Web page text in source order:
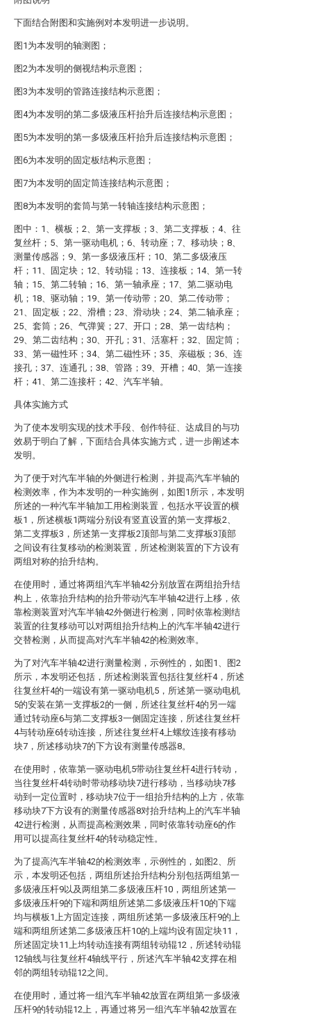
下面结合附图和实施例对本发明进一步说明。
图1为本发明的轴测图；
图2为本发明的侧视结构示意图；
图3为本发明的管路连接结构示意图；
图4为本发明的第二多级液压杆抬升后连接结构示意图；
图5为本发明的第一多级液压杆抬升后连接结构示意图；
图6为本发明的固定板结构示意图；
图7为本发明的固定筒连接结构示意图；
图8为本发明的套筒与第一转轴连接结构示意图；
图中：1、横板；2、第一支撑板；3、第二支撑板；4、往
复丝杆；5、第一驱动电机；6、转动座；7、移动块；8、
测量传感器；9、第一多级液压杆；10、第二多级液压
杆；11、固定块；12、转动辊；13、连接板；14、第一转
轴；15、第二转轴；16、第一轴承座；17、第二驱动电
机；18、驱动轴；19、第一传动带；20、第二传动带；
21、固定板；22、滑槽；23、滑动块；24、第二轴承座；
25、套筒；26、气弹簧；27、开口；28、第一齿结构；
29、第二齿结构；30、开孔；31、活塞杆；32、固定筒；
33、第一磁性环；34、第二磁性环；35、亲磁板；36、连
接孔；37、连通孔；38、管路；39、开槽；40、第一连接
杆；41、第二连接杆；42、汽车半轴。
具体实施方式
为了使本发明实现的技术手段、创作特征、达成目的与功
效易于明白了解，下面结合具体实施方式，进一步阐述本
发明。
为了便于对汽车半轴的外侧进行检测，并提高汽车半轴的
检测效率，作为本发明的一种实施例，如图1所示，本发明
所述的一种汽车半轴加工用检测装置，包括水平设置的横
板1，所述横板1两端分别设有竖直设置的第一支撑板2、
第二支撑板3，所述第一支撑板2顶部与第二支撑板3顶部
之间设有往复移动的检测装置，所述检测装置的下方设有
两组对称的抬升结构。
在使用时，通过将两组汽车半轴42分别放置在两组抬升结
构上，依靠抬升结构的抬升带动汽车半轴42进行上移，依
靠检测装置对汽车半轴42外侧进行检测，同时依靠检测结
装置的往复移动可以对两组抬升结构上的汽车半轴42进行
交替检测，从而提高对汽车半轴42的检测效率。
为了对汽车半轴42进行测量检测，示例性的，如图1、图2
所示，本发明还包括，所述检测装置包括往复丝杆4，所述
往复丝杆4的一端设有第一驱动电机5，所述第一驱动电机
5的安装在第一支撑板2的一侧，所述往复丝杆4的另一端
通过转动座6与第二支撑板3一侧固定连接，所述往复丝杆
4与转动座6转动连接，所述往复丝杆4上螺纹连接有移动
块7，所述移动块7的下方设有测量传感器8。
在使用时，依靠第一驱动电机5带动往复丝杆4进行转动，
当往复丝杆4转动时带动移动块7进行移动，当移动块7移
动到一定位置时，移动块7位于一组抬升结构的上方，依靠
移动块7下方设有的测量传感器8对抬升结构上的汽车半轴
42进行检测，从而提高检测效果，同时依靠转动座6的作
用可以提高往复丝杆4的转动稳定性。
为了提高汽车半轴42的检测效率，示例性的，如图2、所
示，本发明还包括，两组所述抬升结构分别包括两组第一
多级液压杆9以及两组第二多级液压杆10，两组所述第一
多级液压杆9的下端和两组所述第二多级液压杆10的下端
均与横板1上方固定连接，两组所述第一多级液压杆9的上
端和两组所述第二多级液压杆10的上端均设有固定块11，
所述固定块11上均转动连接有两组转动辊12，所述转动辊
12轴线与往复丝杆4轴线平行，所述汽车半轴42支撑在相
邻的两组转动辊12之间。
在使用时，通过将一组汽车半轴42放置在两组第一多级液
压杆9的转动辊12上，再通过将另一组汽车半轴42放置在